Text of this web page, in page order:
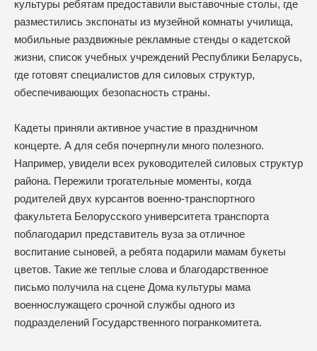
культуры ребятам предоставили выставочные столы, где
разместились экспонаты из музейной комнаты училища,
мобильные раздвижные рекламные стенды о кадетской
жизни, список учебных учреждений Республики Беларусь,
где готовят специалистов для силовых структур,
обеспечивающих безопасность страны.
Кадеты приняли активное участие в праздничном
концерте. А для себя почерпнули много полезного.
Например, увидели всех руководителей силовых структур
района. Пережили трогательные моменты, когда
родителей двух курсантов военно-транспортного
факультета Белорусского университета транспорта
поблагодарил представитель вуза за отличное
воспитание сыновей, а ребята подарили мамам букеты
цветов. Такие же теплые слова и благодарственное
письмо получила на сцене Дома культуры мама
военнослужащего срочной службы одного из
подразделений Государственного погранкомитета.